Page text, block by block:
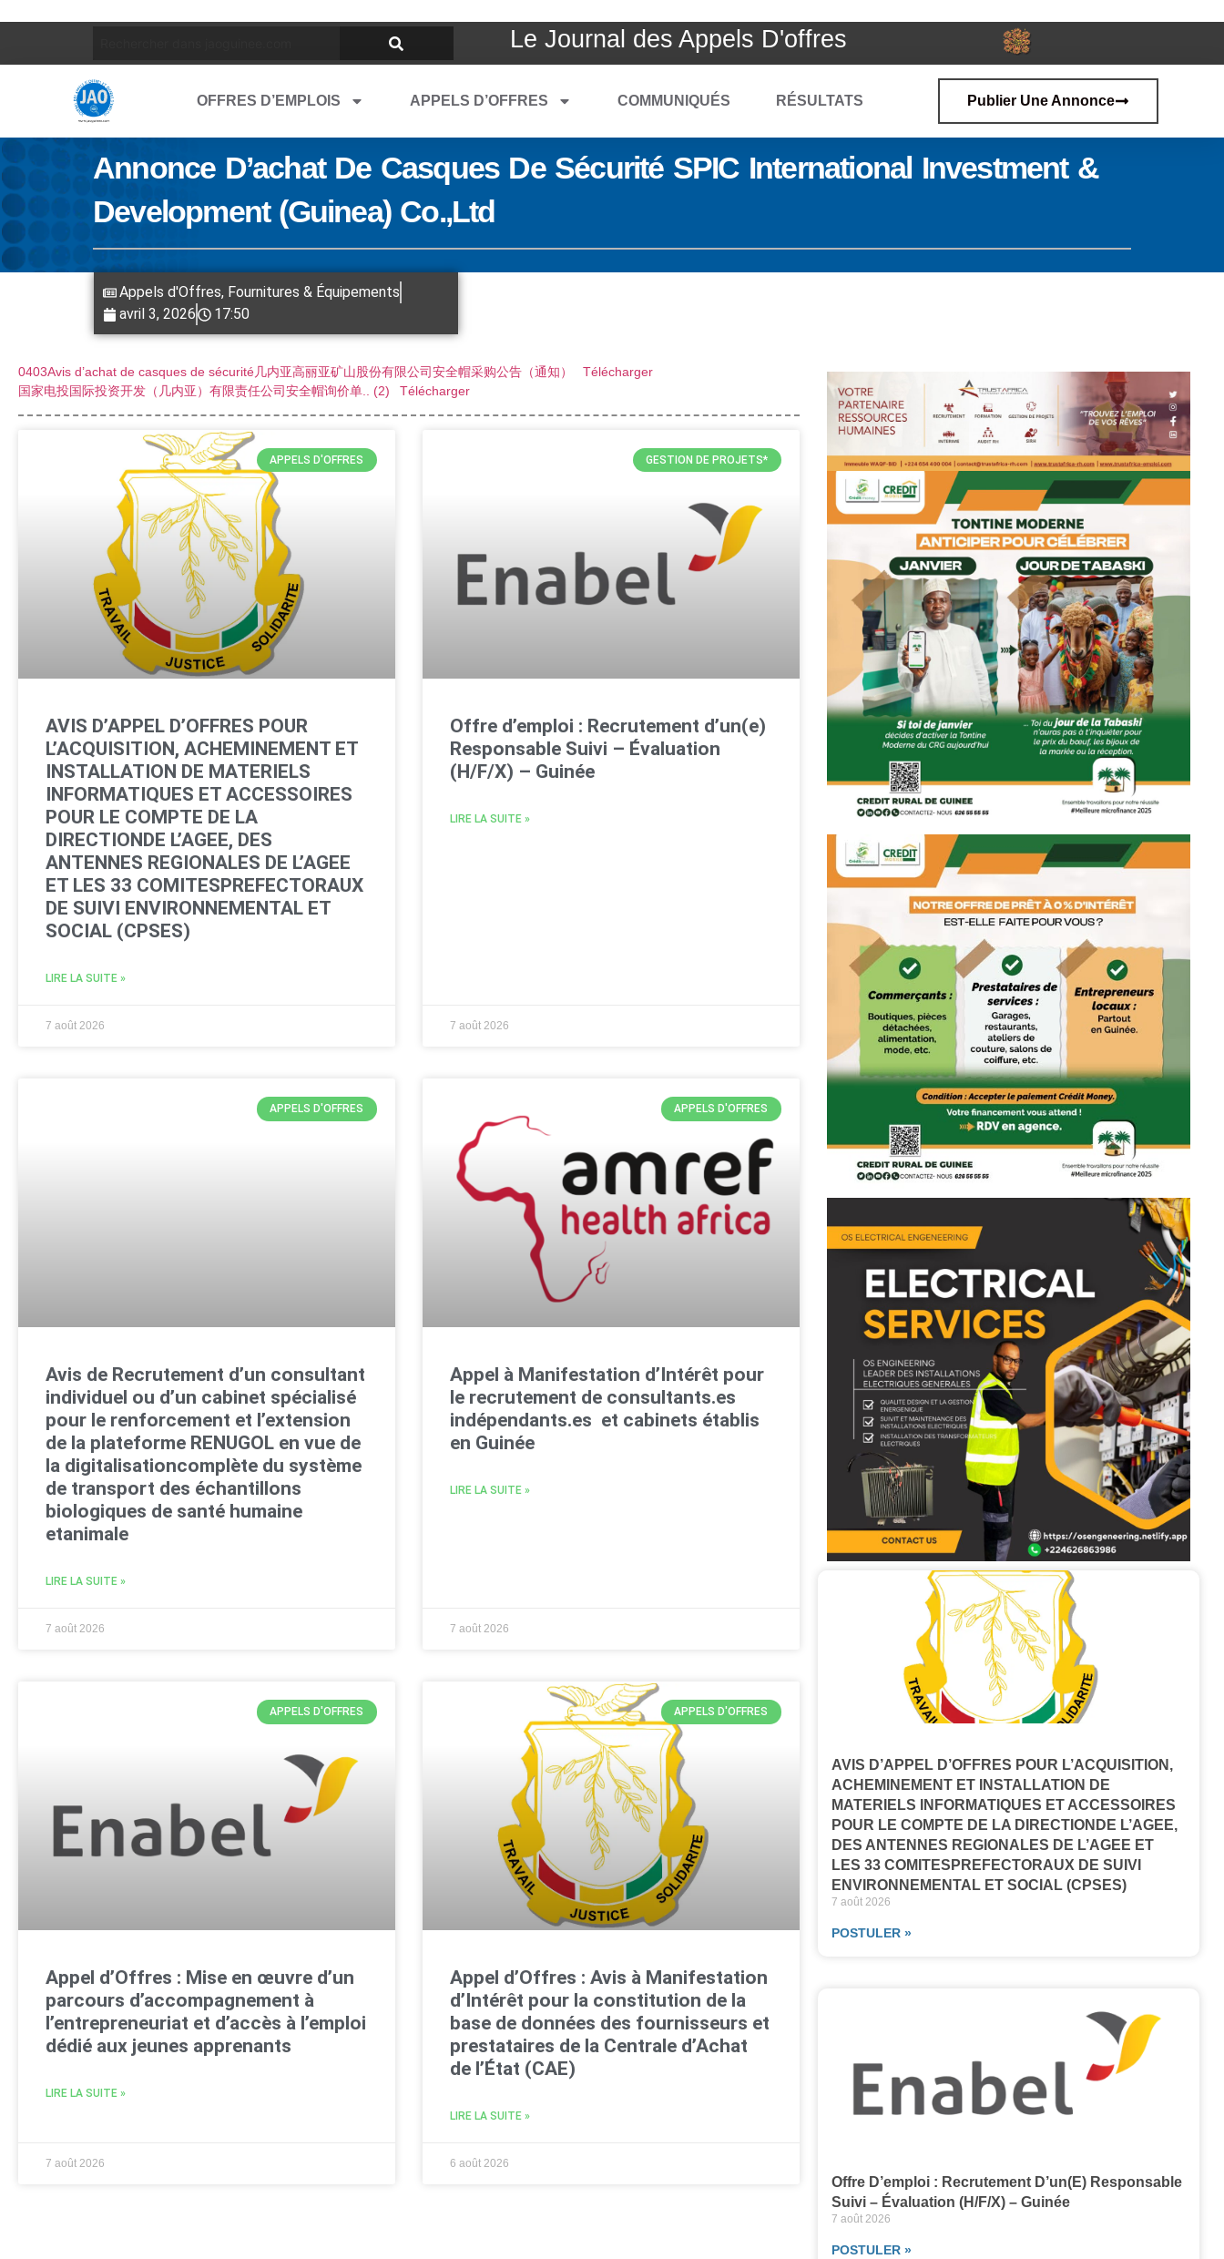
Le Journal des Appels D'offres
OFFRES D’EMPLOIS APPELS D’OFFRES COMMUNIQUÉS RÉSULTATS Publier Une Annonce
Annonce D’achat De Casques De Sécurité SPIC International Investment &
Development (Guinea) Co.,Ltd
Appels d'Offres, Fournitures & Équipements
avril 3, 2026
17:50
0403Avis d’achat de casques de sécurité几内亚高丽亚矿山股份有限公司安全帽采购公告（通知）
Télécharger
国家电投国际投资开发（几内亚）有限责任公司安全帽询价单.. (2)
Télécharger
APPELS D'OFFRES
AVIS D’APPEL D’OFFRES POUR
L’ACQUISITION, ACHEMINEMENT ET
INSTALLATION DE MATERIELS
INFORMATIQUES ET ACCESSOIRES
POUR LE COMPTE DE LA
DIRECTIONDE L’AGEE, DES
ANTENNES REGIONALES DE L’AGEE
ET LES 33 COMITESPREFECTORAUX
DE SUIVI ENVIRONNEMENTAL ET
SOCIAL (CPSES)
LIRE LA SUITE »
7 août 2026
GESTION DE PROJETS*
Offre d’emploi : Recrutement d’un(e)
Responsable Suivi – Évaluation
(H/F/X) – Guinée
LIRE LA SUITE »
7 août 2026
APPELS D'OFFRES
Avis de Recrutement d’un consultant
individuel ou d’un cabinet spécialisé
pour le renforcement et l’extension
de la plateforme RENUGOL en vue de
la digitalisationcomplète du système
de transport des échantillons
biologiques de santé humaine
etanimale
LIRE LA SUITE »
7 août 2026
APPELS D'OFFRES
Appel à Manifestation d’Intérêt pour
le recrutement de consultants.es
indépendants.es et cabinets établis
en Guinée
LIRE LA SUITE »
7 août 2026
APPELS D'OFFRES
Appel d’Offres : Mise en œuvre d’un
parcours d’accompagnement à
l’entrepreneuriat et d’accès à l’emploi
dédié aux jeunes apprenants
LIRE LA SUITE »
7 août 2026
APPELS D'OFFRES
Appel d’Offres : Avis à Manifestation
d’Intérêt pour la constitution de la
base de données des fournisseurs et
prestataires de la Centrale d’Achat
de l’État (CAE)
LIRE LA SUITE »
6 août 2026
AVIS D’APPEL D’OFFRES POUR L’ACQUISITION,
ACHEMINEMENT ET INSTALLATION DE
MATERIELS INFORMATIQUES ET ACCESSOIRES
POUR LE COMPTE DE LA DIRECTIONDE L’AGEE,
DES ANTENNES REGIONALES DE L’AGEE ET
LES 33 COMITESPREFECTORAUX DE SUIVI
ENVIRONNEMENTAL ET SOCIAL (CPSES)
7 août 2026
POSTULER »
Offre D’emploi : Recrutement D’un(e) Responsable
Suivi – Évaluation (H/F/X) – Guinée
7 août 2026
POSTULER »